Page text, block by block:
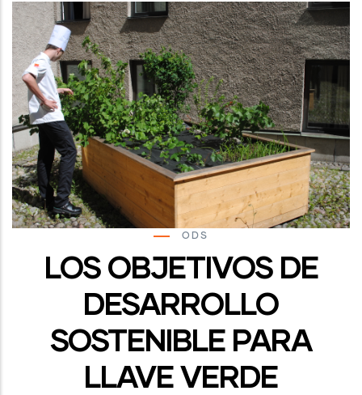
ODS
LOS OBJETIVOS DE
DESARROLLO
SOSTENIBLE PARA
LLAVE VERDE